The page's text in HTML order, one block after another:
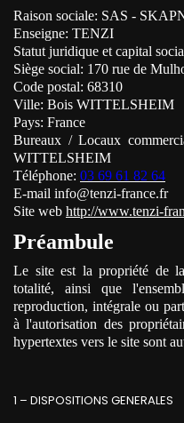
Raison sociale: SAS -
Enseigne: TENZI
Statut juridique et capital
Siège social: 170 rue de
Code postal: 68310
Ville: Bois WITTELSHEIM
Pays: France
Bureaux / Locaux
WITTELSHEIM
Téléphone: 03 69 61 82 64
E-mail info@tenzi-france.fr
Site web http://www.tenzi-
Préambule
Le site est la propriété de
totalité, ainsi que
reproduction, intégrale ou
à l'autorisation des
hypertextes vers le site sont
1 – DISPOSITIONS GENERALES